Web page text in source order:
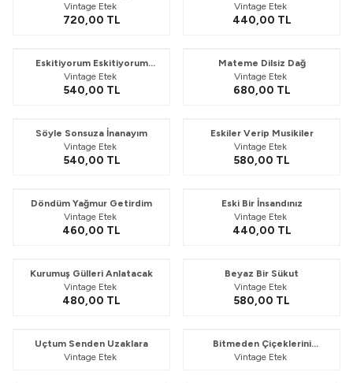
Vintage Etek
720,00 TL
Vintage Etek
440,00 TL
Eskitiyorum Eskitiyorum
Kalıyor
Vintage Etek
540,00 TL
Mateme Dilsiz Dağ
Vintage Etek
680,00 TL
Söyle Sonsuza İnanayım
Vintage Etek
540,00 TL
Eskiler Verip Musikiler
Vintage Etek
580,00 TL
Döndüm Yağmur Getirdim
Vintage Etek
460,00 TL
Eski Bir İnsandınız
Vintage Etek
440,00 TL
Kurumuş Gülleri Anlatacak
Vintage Etek
480,00 TL
Beyaz Bir Sükut
Vintage Etek
580,00 TL
Uçtum Senden Uzaklara
Vintage Etek
Bitmeden Çiçeklerini
Gecikmelerin
Vintage Etek